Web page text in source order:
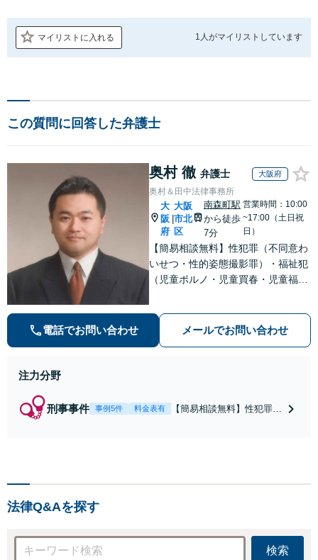
マイリストに入れる 1人がマイリストしています
この質問に回答した弁護士
奥村 徹 弁護士 大阪府
奥村＆田中法律事務所
大
阪
府
大阪
市北
区
南森町駅
から徒歩
7分
営業時間：10:00
~17:00（土日祝
日）
【簡易相談無料】性犯罪（不同意わ
いせつ・性的姿態撮影罪）・福祉犯
（児童ポルノ・児童買春・児童福祉
等）に非常に詳しい弁護士です
電話でお問い合わせ メールでお問い合わせ
注力分野
刑事事件 事例5件 料金表有
【簡易相談無料】性犯罪
法律Q&Aを探す
検索